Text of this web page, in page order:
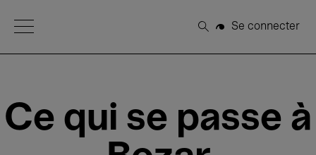
Open Menu
Rechercher
Se connecter
Ce qui se passe à